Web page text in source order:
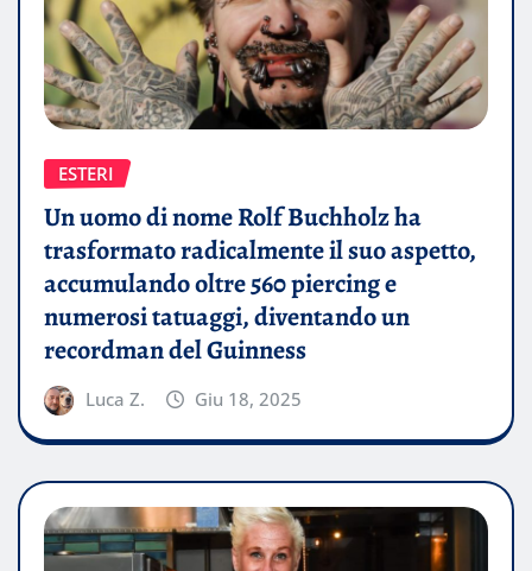
ESTERI
Un uomo di nome Rolf Buchholz ha
trasformato radicalmente il suo aspetto,
accumulando oltre 560 piercing e
numerosi tatuaggi, diventando un
recordman del Guinness
Luca Z. Giu 18, 2025